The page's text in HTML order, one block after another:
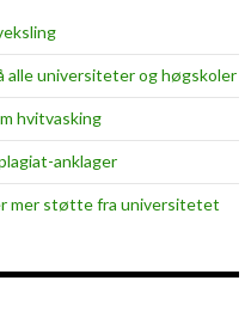
alle universiteter og høgskoler
hvitvasking
anklager
mer støtte fra universitetet